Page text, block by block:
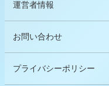
運営者情報
お問い合わせ
プライバシーポリシー